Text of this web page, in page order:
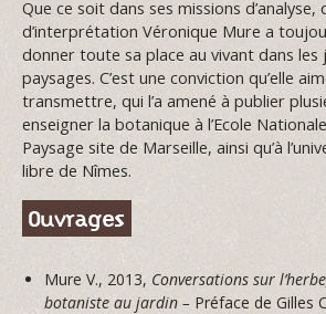
Que ce soit dans ses missions d’analyse,
d’interprétation Véronique Mure a
donner toute sa place au vivant dans les
paysages. C’est une conviction qu’elle
transmettre, qui l’a amené à publier
enseigner la botanique à l’Ecole
Paysage site de Marseille, ainsi qu’à
libre de Nîmes.
Ouvrages
Mure V., 2013, Conversations sur
botaniste au jardin – Préface de Gilles